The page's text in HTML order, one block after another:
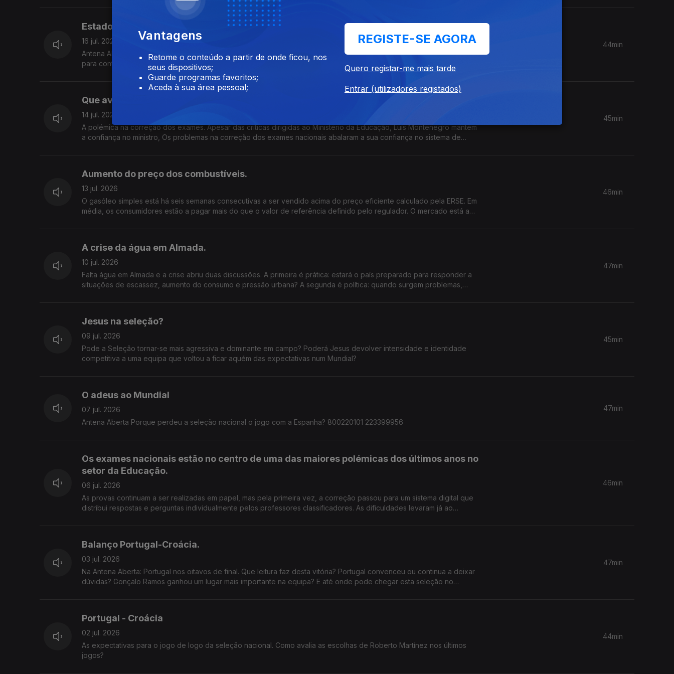
Este episódio prejudica a credibilidade dos exames nacionais?
Estado da Nação
16 jul. 2026
Antena Aberta: O Estado da Nação. Quando olha para o país de hoje, que balanço faz? O Governo merece confiança
para continuar o trabalho que iniciou ou os acontecimentos das últimas semanas demonstram falta de capacidade
política para responder aos problemas dos portugueses?
44min
Que avaliação faz da atuação do Governo na crise da correção dos exames nacionais?
14 jul. 2026
A polémica na correção dos exames. Apesar das críticas dirigidas ao Ministério da Educação, Luís Montenegro mantém
a confiança no ministro, Os problemas na correção dos exames nacionais abalaram a sua confiança no sistema de
45min
Aumento do preço dos combustíveis.
13 jul. 2026
O gasóleo simples está há seis semanas consecutivas a ser vendido acima do preço eficiente calculado pela ERSE. Em
média, os consumidores estão a pagar mais do que o valor de referência definido pelo regulador. O mercado está a
46min
A crise da água em Almada.
10 jul. 2026
Falta água em Almada e a crise abriu duas discussões. A primeira é prática: estará o país preparado para responder a
situações de escassez, aumento do consumo e pressão urbana? A segunda é política: quando surgem problemas,
47min
Jesus na seleção?
09 jul. 2026
Pode a Seleção tornar-se mais agressiva e dominante em campo? Poderá Jesus devolver intensidade e identidade
competitiva a uma equipa que voltou a ficar aquém das expectativas num Mundial?
45min
O adeus ao Mundial
07 jul. 2026
Antena Aberta Porque perdeu a seleção nacional o jogo com a Espanha? 800220101 223399956
47min
Os exames nacionais estão no centro de uma das maiores polémicas dos últimos anos no
setor da Educação.
06 jul. 2026
As provas continuam a ser realizadas em papel, mas pela primeira vez, a correção passou para um sistema digital que
distribui respostas e perguntas individualmente pelos professores classificadores. As dificuldades levaram já ao
forma justa e rigorosa? As falhas conhecidas justificam uma revisão do processo ou considera que a modernização da
46min
Balanço Portugal-Croácia.
03 jul. 2026
Na Antena Aberta: Portugal nos oitavos de final. Que leitura faz desta vitória? Portugal convenceu ou continua a deixar
dúvidas? Gonçalo Ramos ganhou um lugar mais importante na equipa? E até onde pode chegar esta seleção no
47min
Portugal - Croácia
02 jul. 2026
As expectativas para o jogo de logo da seleção nacional. Como avalia as escolhas de Roberto Martínez nos últimos
jogos?
44min
Vantagens
Retome o conteúdo a partir de onde ficou, nos
seus dispositivos;
Guarde programas favoritos;
Aceda à sua área pessoal;
REGISTE-SE AGORA
Quero registar-me mais tarde
Entrar (utilizadores registados)